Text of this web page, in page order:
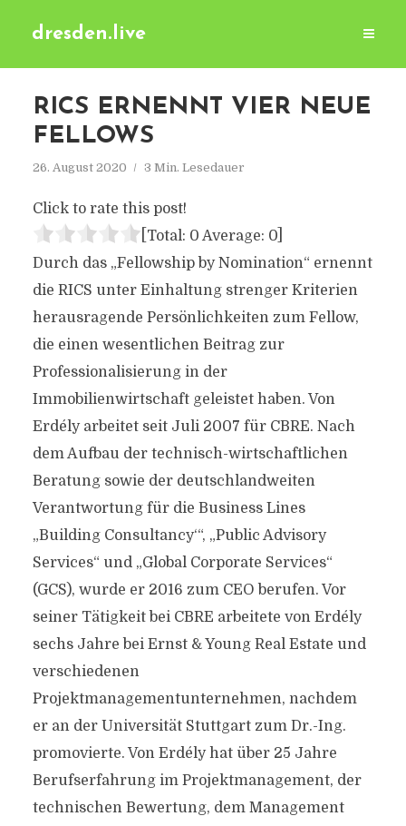
dresden.live
RICS ERNENNT VIER NEUE
FELLOWS
26. August 2020 3 Min. Lesedauer
Click to rate this post!
[Total: 0 Average: 0]
Durch das „Fellowship by Nomination“ ernennt
die RICS unter Einhaltung strenger Kriterien
herausragende Persönlichkeiten zum Fellow,
die einen wesentlichen Beitrag zur
Professionalisierung in der
Immobilienwirtschaft geleistet haben. Von
Erdély arbeitet seit Juli 2007 für CBRE. Nach
dem Aufbau der technisch-wirtschaftlichen
Beratung sowie der deutschlandweiten
Verantwortung für die Business Lines
„Building Consultancy‘“, „Public Advisory
Services“ und „Global Corporate Services“
(GCS), wurde er 2016 zum CEO berufen. Vor
seiner Tätigkeit bei CBRE arbeitete von Erdély
sechs Jahre bei Ernst & Young Real Estate und
verschiedenen
Projektmanagementunternehmen, nachdem
er an der Universität Stuttgart zum Dr.-Ing.
promovierte. Von Erdély hat über 25 Jahre
Berufserfahrung im Projektmanagement, der
technischen Bewertung, dem Management